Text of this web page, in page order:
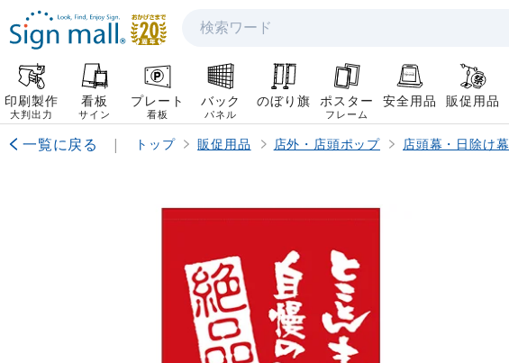
検索
印刷製作
大判出力
看板
サイン
プレート
看板
バック
パネル
のぼり旗 ポスター
フレーム
安全用品 販促用品
一覧に戻る | トップ 販促用品 店外・店頭ポップ 店頭幕・日除け幕